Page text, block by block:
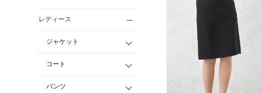
レディース
ジャケット
コート
パンツ